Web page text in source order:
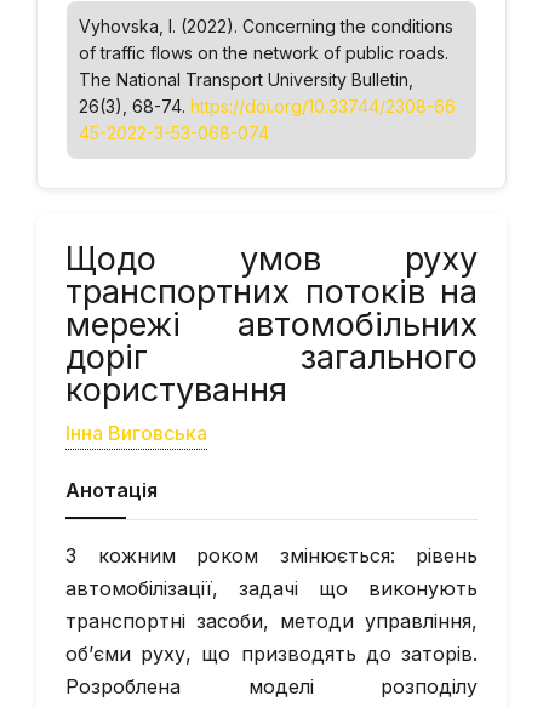
Vyhovska, I. (2022). Concerning the conditions
of traffic flows on the network of public roads.
The National Transport University Bulletin
26(3), 68-74. https://doi.org/10.33744/2308-66
45-2022-3-53-068-074
Щодо умов руху
транспортних потоків на
мережі автомобільних
доріг загального
користування
Інна Виговська
Анотація
З кожним роком змінюється: рівень
автомобілізації, задачі що виконують
транспортні засоби, методи управління,
об’єми руху, що призводять до заторів.
Розроблена моделі розподілу